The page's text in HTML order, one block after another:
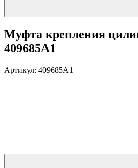
Муфта крепления
409685A1
Артикул: 409685A1